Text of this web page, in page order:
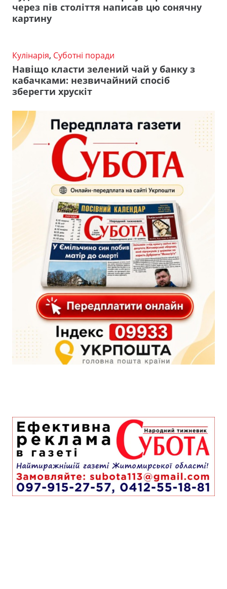
через пів століття написав цю сонячну
картину
Кулінарія, Суботні поради
Навіщо класти зелений чай у банку з
кабачками: незвичайний спосіб
зберегти хрускіт